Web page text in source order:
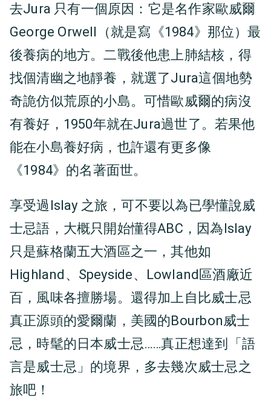
去Jura 只有一個原因：它是名作家歐威爾
George Orwell（就是寫《1984》那位）最
後養病的地方。二戰後他患上肺結核，得
找個清幽之地靜養，就選了Jura這個地勢
奇詭仿似荒原的小島。可惜歐威爾的病沒
有養好，1950年就在Jura過世了。若果他
能在小島養好病，也許還有更多像
《1984》的名著面世。
享受過Islay 之旅，可不要以為已學懂說威
士忌語，大概只開始懂得ABC，因為Islay
只是蘇格蘭五大酒區之一，其他如
Highland、Speyside、Lowland區酒廠近
百，風味各擅勝場。還得加上自比威士忌
真正源頭的愛爾蘭，美國的Bourbon威士
忌，時髦的日本威士忌……真正想達到「語
言是威士忌」的境界，多去幾次威士忌之
旅吧！